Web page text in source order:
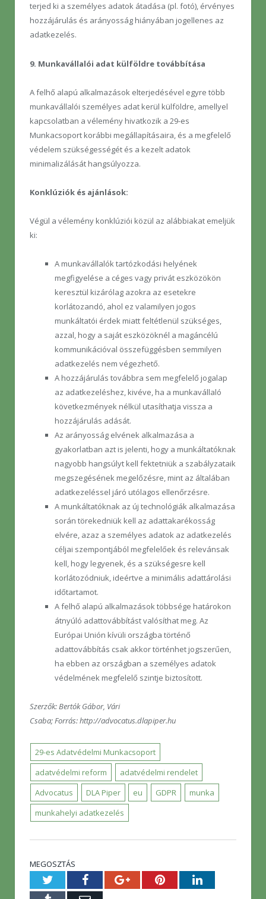
terjed ki a személyes adatok átadása (pl. fotó), érvényes
hozzájárulás és arányosság hiányában jogellenes az
adatkezelés.
9. Munkavállalói adat külföldre továbbítása
A felhő alapú alkalmazások elterjedésével egyre több
munkavállalói személyes adat kerül külföldre, amellyel
kapcsolatban a vélemény hivatkozik a 29-es
Munkacsoport korábbi megállapításaira, és a megfelelő
védelem szükségességét és a kezelt adatok
minimalizálását hangsúlyozza.
Konklúziók és ajánlások:
Végül a vélemény konklúziói közül az alábbiakat emeljük
ki:
A munkavállalók tartózkodási helyének
megfigyelése a céges vagy privát eszközökön
keresztül kizárólag azokra az esetekre
korlátozandó, ahol ez valamilyen jogos
munkáltatói érdek miatt feltétlenül szükséges,
azzal, hogy a saját eszközöknél a magáncélú
kommunikációval összefüggésben semmilyen
adatkezelés nem végezhető.
A hozzájárulás továbbra sem megfelelő jogalap
az adatkezeléshez, kivéve, ha a munkavállaló
következmények nélkül utasíthatja vissza a
hozzájárulás adását.
Az arányosság elvének alkalmazása a
gyakorlatban azt is jelenti, hogy a munkáltatóknak
nagyobb hangsúlyt kell fektetniük a szabályzataik
megszegésének megelőzésre, mint az általában
adatkezeléssel járó utólagos ellenőrzésre.
A munkáltatóknak az új technológiák alkalmazása
során törekedniük kell az adattakarékosság
elvére, azaz a személyes adatok az adatkezelés
céljai szempontjából megfelelőek és relevánsak
kell, hogy legyenek, és a szükségesre kell
korlátozódniuk, ideértve a minimális adattárolási
időtartamot.
A felhő alapú alkalmazások többsége határokon
átnyúló adattovábbítást valósíthat meg. Az
Európai Unión kívüli országba történő
adattovábbítás csak akkor történhet jogszerűen,
ha ebben az országban a személyes adatok
védelmének megfelelő szintje biztosított.
Szerzők:Bertók Gábor, Vári
Csaba;Forrás: http://advocatus.dlapiper.hu
29-es Adatvédelmi Munkacsoport
adatvédelmi reform
adatvédelmi rendelet
Advocatus
DLA Piper eu GDPR
munka
munkahelyi adatkezelés
MEGOSZTÁS
TwitterFacebookGoogle+PinterestLinkedIn